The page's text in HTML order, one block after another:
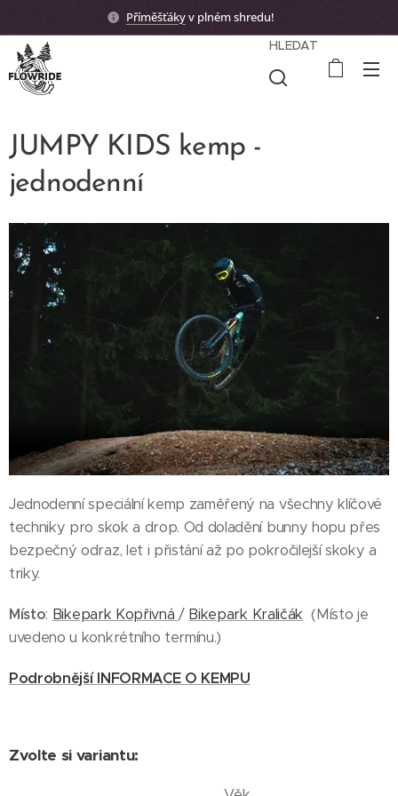
Příměšťákyv plném shredu! 🤟🏼
HLEDAT
JUMPY KIDS kemp -
jednodenní
Jednodenní speciální kemp zaměřený na všechny klíčové
techniky pro skok a drop. Od doladění bunny hopu přes
bezpečný odraz, let i přistání až po pokročilejší skoky a
triky.
Místo: Bikepark Kopřivná / Bikepark Kraličák (Místo je
uvedeno u konkrétního termínu.)
Podrobnější INFORMACE O KEMPU
Zvolte si variantu: